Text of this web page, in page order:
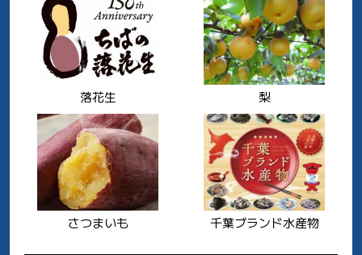
落花生 梨
さつまいも 千葉ブランド水産物